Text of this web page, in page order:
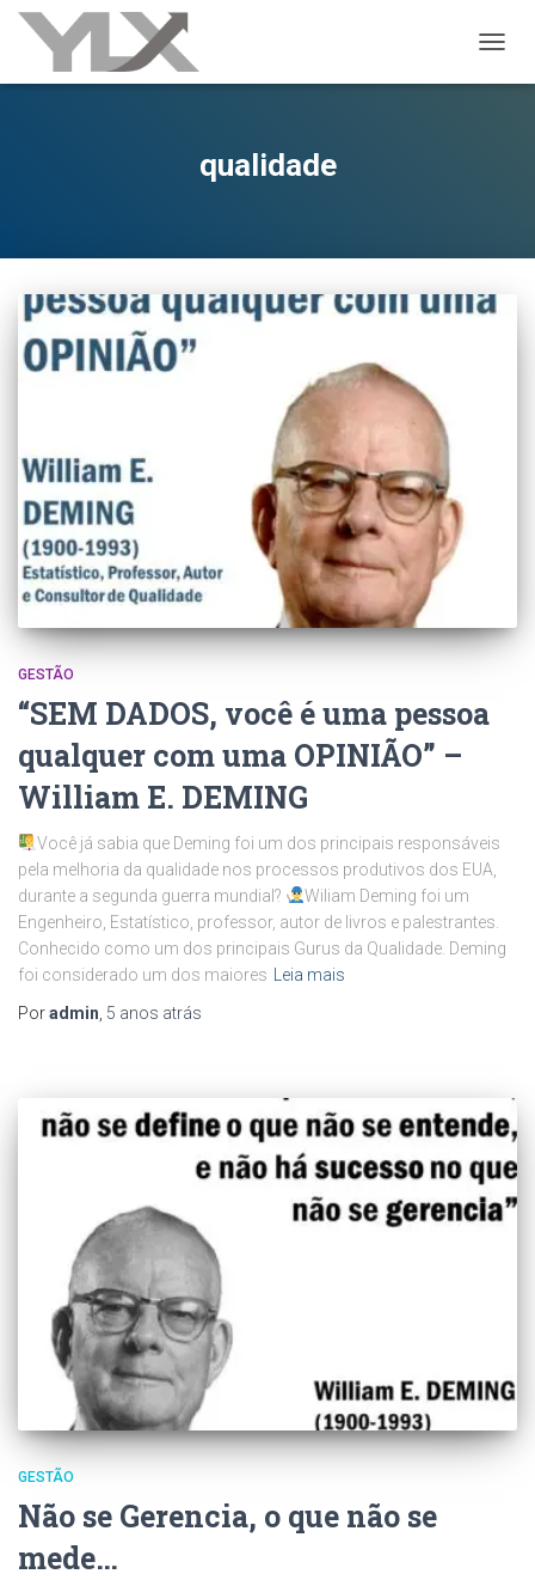
qualidade
GESTÃO
“SEM DADOS, você é uma pessoa
qualquer com uma OPINIÃO” –
William E. DEMING
Você já sabia que Deming foi um dos principais responsáveis
pela melhoria da qualidade nos processos produtivos dos EUA,
durante a segunda guerra mundial?
Wiliam Deming foi um
Engenheiro, Estatístico, professor, autor de livros e palestrantes.
Conhecido como um dos principais Gurus da Qualidade. Deming
foi considerado um dos maiores
Leia mais
Poradmin 5 anos atrás
GESTÃO
Não se Gerencia, o que não se
mede…